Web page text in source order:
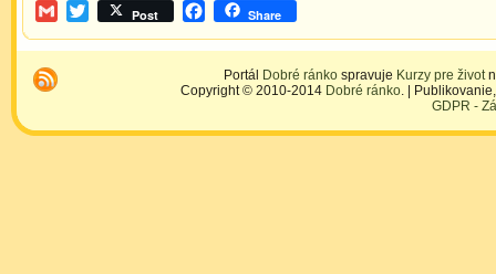
GmailTwitterPost Facebook
Share
Portál Dobré ránko spravuje Kurzy pre život
Copyright © 2010-2014 Dobré ránko. |
GDPR -